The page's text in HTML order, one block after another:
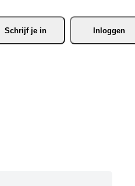
Schrijf je in Inloggen